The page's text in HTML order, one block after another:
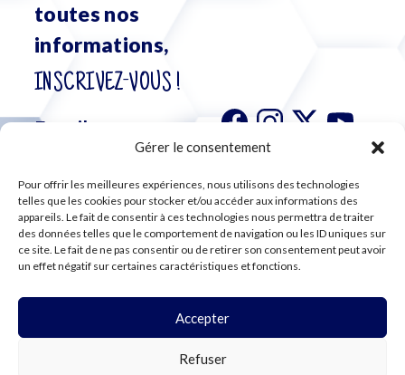
Gérer le consentement
Pour offrir les meilleures expériences, nous utilisons des technologies
telles que les cookies pour stocker et/ou accéder aux informations des
appareils. Le fait de consentir à ces technologies nous permettra de traiter
des données telles que le comportement de navigation ou les ID uniques sur
ce site. Le fait de ne pas consentir ou de retirer son consentement peut avoir
un effet négatif sur certaines caractéristiques et fonctions.
Accepter
Refuser
toutes nos
informations,
INSCRIVEZ-VOUS !
S'abonner à
notre
newsletter